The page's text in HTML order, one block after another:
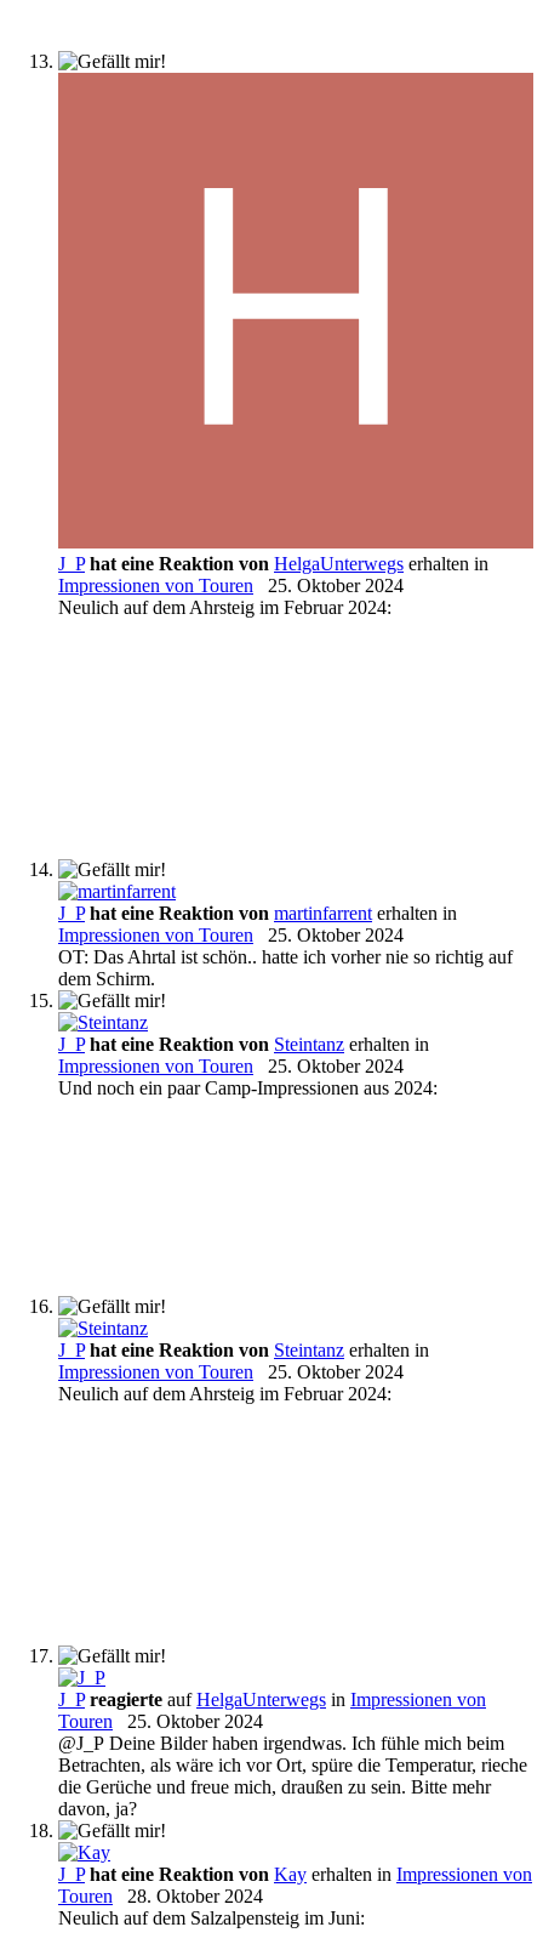
J_P hat eine Reaktion von HelgaUnterwegs erhalten in
Impressionen von Touren
25. Oktober 2024
Neulich auf dem Ahrsteig im Februar 2024:
J_P hat eine Reaktion von martinfarrent erhalten in
Impressionen von Touren
25. Oktober 2024
OT: Das Ahrtal ist schön.. hatte ich vorher nie so richtig auf
dem Schirm.
J_P hat eine Reaktion von Steintanz erhalten in
Impressionen von Touren
25. Oktober 2024
Und noch ein paar Camp-Impressionen aus 2024:
J_P hat eine Reaktion von Steintanz erhalten in
Impressionen von Touren
25. Oktober 2024
Neulich auf dem Ahrsteig im Februar 2024:
J_P reagierte aufHelgaUnterwegs in Impressionen von
Touren
25. Oktober 2024
@J_P Deine Bilder haben irgendwas. Ich fühle mich beim
Betrachten, als wäre ich vor Ort, spüre die Temperatur, rieche
die Gerüche und freue mich, draußen zu sein. Bitte mehr
davon, ja?
J_P hat eine Reaktion von Kay erhalten in Impressionen von
Touren
28. Oktober 2024
Neulich auf dem Salzalpensteig im Juni: